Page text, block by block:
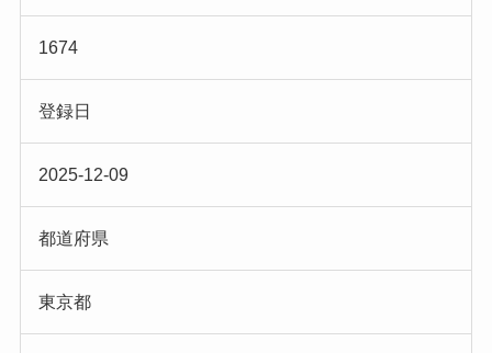
1674
登録日
2025-12-09
都道府県
東京都